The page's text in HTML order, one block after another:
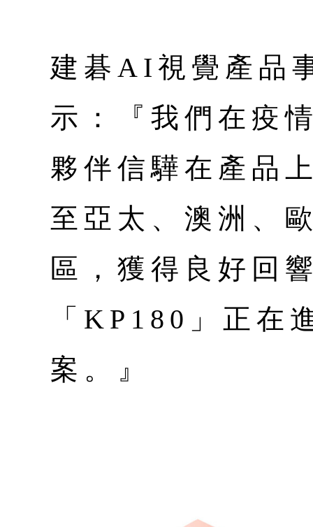
建碁AI視覺產品
示：『我們在疫
夥伴信驊在產品
至亞太、澳洲、
區，獲得良好回
「KP180」正在
案。』